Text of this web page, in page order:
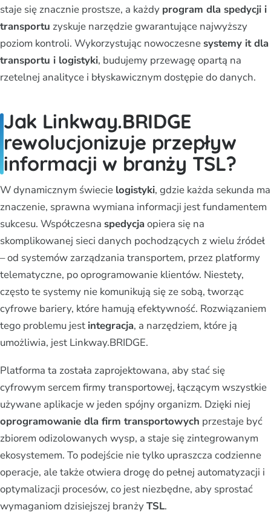
staje się znacznie prostsze, a każdy program dla spedycji i
transportu zyskuje narzędzie gwarantujące najwyższy
poziom kontroli. Wykorzystując nowoczesne systemy it dla
transportu i logistyki, budujemy przewagę opartą na
rzetelnej analityce i błyskawicznym dostępie do danych.
Jak Linkway.BRIDGE
rewolucjonizuje przepływ
informacji w branży TSL?
W dynamicznym świecie logistyki, gdzie każda sekunda ma
znaczenie, sprawna wymiana informacji jest fundamentem
sukcesu. Współczesna spedycjaopiera się na
skomplikowanej sieci danych pochodzących z wielu źródeł
– od systemów zarządzania transportem, przez platformy
telematyczne, po oprogramowanie klientów. Niestety,
często te systemy nie komunikują się ze sobą, tworząc
cyfrowe bariery, które hamują efektywność. Rozwiązaniem
tego problemu jest integracja, a narzędziem, które ją
umożliwia, jest Linkway.BRIDGE.
Platforma ta została zaprojektowana, aby stać się
cyfrowym sercem firmy transportowej, łączącym wszystkie
używane aplikacje w jeden spójny organizm. Dzięki niej
oprogramowanie dla firm transportowych przestaje być
zbiorem odizolowanych wysp, a staje się zintegrowanym
ekosystemem. To podejście nie tylko upraszcza codzienne
operacje, ale także otwiera drogę do pełnej automatyzacji i
optymalizacji procesów, co jest niezbędne, aby sprostać
wymaganiom dzisiejszej branżyTSL.